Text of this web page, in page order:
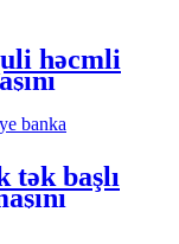
həcmli
tək başlı